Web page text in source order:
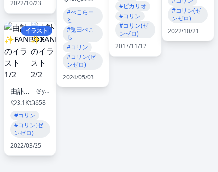
2022/10/23
イラスト
由訃✨FANBOX
@yufukiri
3.1K
658
#コリン
#コリン(ゼ
ンゼロ)
2022/03/25
#ぺこらー
と
#兎田ぺこ
ら
#コリン
#コリン(ゼ
ンゼロ)
2024/05/03
#ピカリオ
#コリン
#コリン(ゼ
ンゼロ)
2017/11/12
#コリン(ゼ
ンゼロ)
2022/10/21